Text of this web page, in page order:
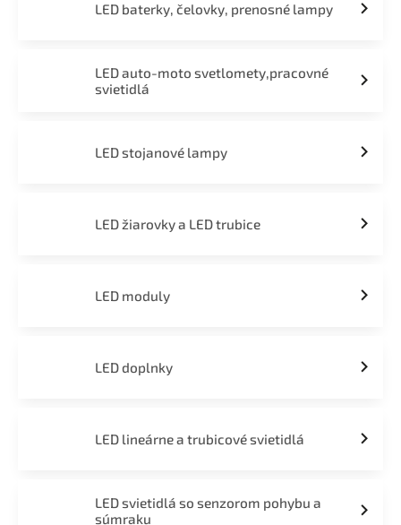
LED baterky, čelovky, prenosné lampy
LED auto-moto svetlomety,pracovné
svietidlá
LED stojanové lampy
LED žiarovky a LED trubice
LED moduly
LED doplnky
LED lineárne a trubicové svietidlá
LED svietidlá so senzorom pohybu a
súmraku